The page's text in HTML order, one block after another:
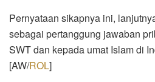
Pernyataan sikapnya ini,
sebagai pertanggung jawaban
SWT dan kepada umat Islam di
[AW/ROL]